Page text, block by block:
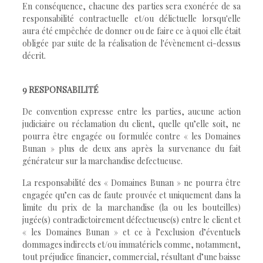
En conséquence, chacune des parties sera exonérée de sa
responsabilité contractuelle et/ou délictuelle lorsqu'elle
aura été empêchée de donner ou de faire ce à quoi elle était
obligée par suite de la réalisation de l'évènement ci-dessus
décrit.
9 RESPONSABILITÉ
De convention expresse entre les parties, aucune action
judiciaire ou réclamation du client, quelle qu’elle soit, ne
pourra être engagée ou formulée contre « les Domaines
Bunan » plus de deux ans après la survenance du fait
générateur sur la marchandise defectueuse.
La responsabilité des « Domaines Bunan » ne pourra être
engagée qu’en cas de faute prouvée et uniquement dans la
limite du prix de la marchandise (la ou les bouteilles)
jugée(s) contradictoirement défectueuse(s) entre le client et
« les Domaines Bunan » et ce à l’exclusion d’éventuels
dommages indirects et/ou immatériels comme, notamment,
tout préjudice financier, commercial, résultant d’une baisse